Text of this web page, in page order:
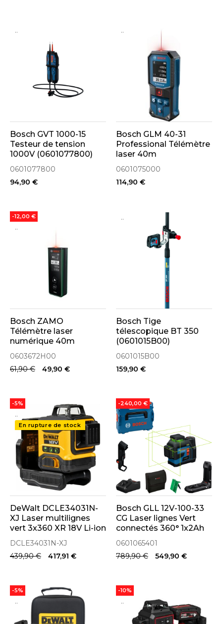
..
Bosch GVT 1000-15
Testeur de tension
1000V (0601077800)
0601077800
94,90 €
..
Bosch GLM 40-31
Professional Télémètre
laser 40m
(0601075000)
0601075000
114,90 €
..
Bosch ZAMO
Télémètre laser
numérique 40m
(0603672H00)
0603672H00
61,90 €
-12,00 €
49,90 €
..
Bosch Tige
télescopique BT 350
(0601015B00)
0601015B00
159,90 €
..
En rupture de stock
DeWalt DCLE34031N-
XJ Laser multilignes
vert 3x360 XR 18V Li-ion
(Machine seule)
DCLE34031N-XJ
439,90 €
-5%
417,91 €
..
Bosch GLL 12V-100-33
CG Laser lignes Vert
connectés 360° 1x2Ah
(0601065401)
0601065401
789,90 €
-240,00 €
549,90 €
..
-5%
..
-10%